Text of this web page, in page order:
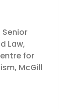
Senior
Law,
for
McGill